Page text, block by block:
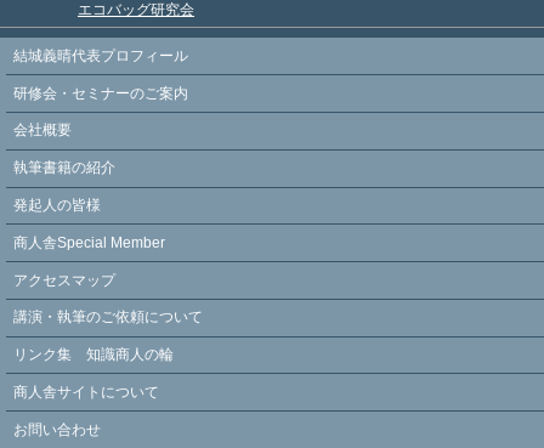
エコバッグ研究会
結城義晴代表プロフィール
研修会・セミナーのご案内
会社概要
執筆書籍の紹介
発起人の皆様
商人舎Special Member
アクセスマップ
講演・執筆のご依頼について
リンク集 知識商人の輪
商人舎サイトについて
お問い合わせ